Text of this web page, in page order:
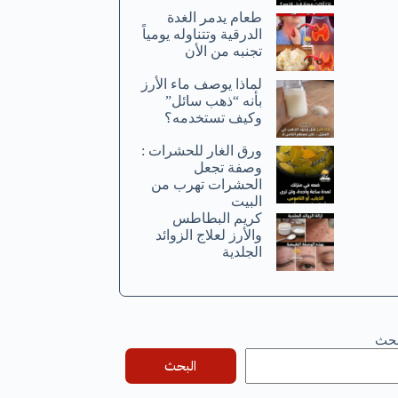
طعام يدمر الغدة
الدرقية وتتناوله يومياً
تجنبه من الأن
لماذا يوصف ماء الأرز
بأنه “ذهب سائل”
وكيف تستخدمه؟
ورق الغار للحشرات :
وصفة تجعل
الحشرات تهرب من
البيت
كريم البطاطس
والأرز لعلاج الزوائد
الجلدية
البحث